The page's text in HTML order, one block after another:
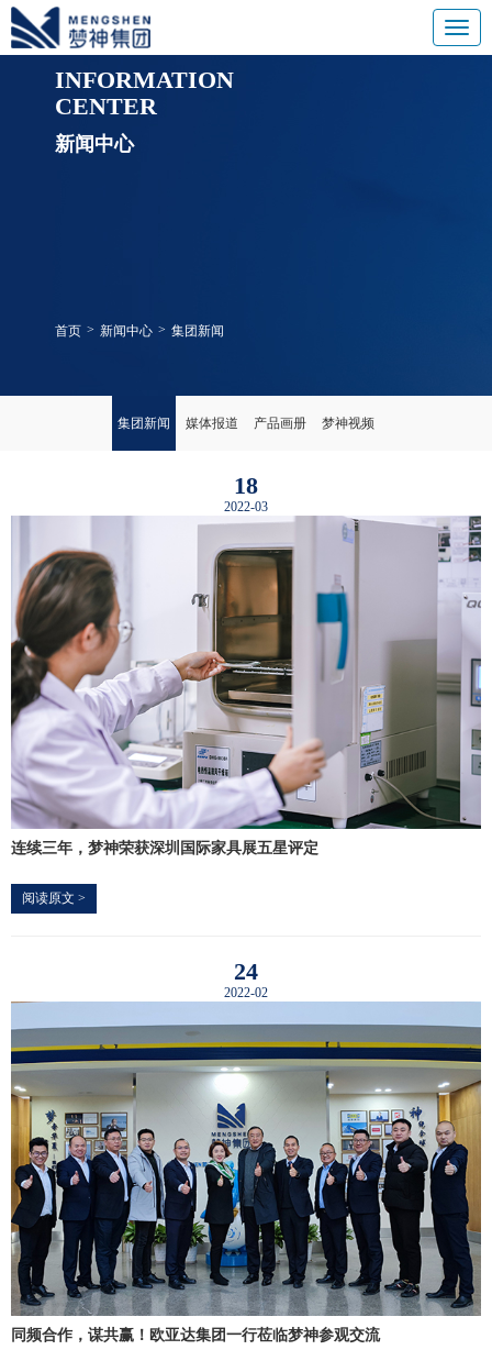
INFORMATION
CENTER
新闻中心
首页 > 新闻中心 > 集团新闻
集团新闻 媒体报道 产品画册 梦神视频
18
2022-03
连续三年，梦神荣获深圳国际家具展五星评定
阅读原文 >
24
2022-02
同频合作，谋共赢！欧亚达集团一行莅临梦神参观交流